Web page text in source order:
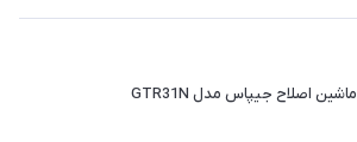
ماشین اصلاح جیپاس مدل GTR31N